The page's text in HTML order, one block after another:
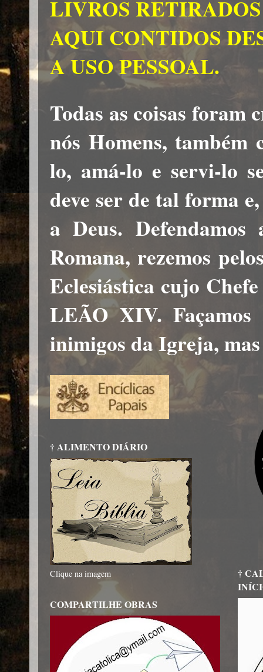
LIVROS
AQUI CONTIDOS
A USO PESSOAL.
Todas as coisas foram
nós Homens, também
lo, amá-lo e servi-lo
deve ser de tal forma
a Deus.
Romana, rezemos
Eclesiástica cujo
LEÃO XIV. Façamos
inimigos da Igreja,
† ALIMENTO DIÁRIO
Clique na imagem
COMPARTILHE OBRAS
†